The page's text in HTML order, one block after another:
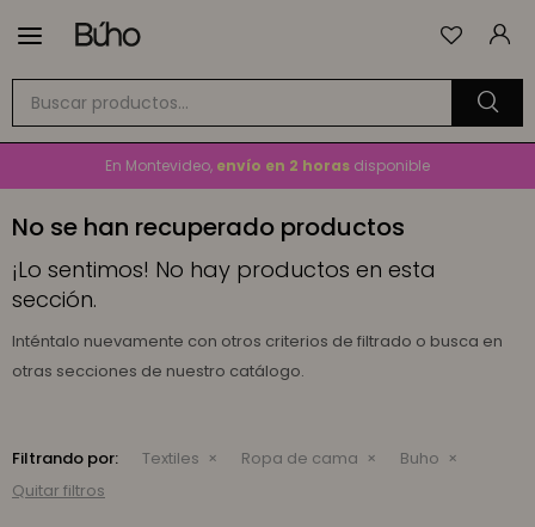

GRATIS
En Montevideo, envío en 2 horas disponible
No se han recuperado productos
¡Lo sentimos! No hay productos en esta
sección.
Inténtalo nuevamente con otros criterios de filtrado o busca en
otras secciones de nuestro catálogo.
Filtrando por: Textiles Ropa de cama
Buho
Quitar filtros